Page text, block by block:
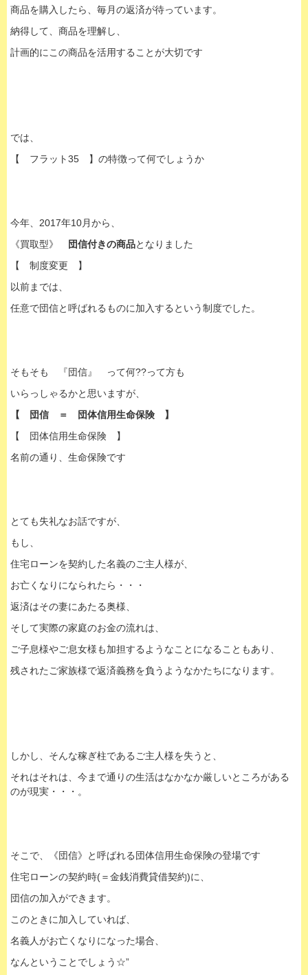
商品を購入したら、毎月の返済が待っています。
納得して、商品を理解し、
計画的にこの商品を活用することが大切です
では、
【 フラット35 】の特徴って何でしょうか
今年、2017年10月から、
《買取型》
団信付きの商品となりました
【 制度変更 】
以前までは、
任意で団信と呼ばれるものに加入するという制度でした。
そもそも 『団信』 って何??って方も
いらっしゃるかと思いますが、
【 団信 ＝ 団体信用生命保険 】
【 団体信用生命保険 】
名前の通り、生命保険です
とても失礼なお話ですが、
もし、
住宅ローンを契約した名義のご主人様が、
お亡くなりになられたら・・・
返済はその妻にあたる奥様、
そして実際の家庭のお金の流れは、
ご子息様やご息女様も加担するようなことになることもあり、
残されたご家族様で返済義務を負うようなかたちになります。
しかし、そんな稼ぎ柱であるご主人様を失うと、
それはそれは、今まで通りの生活はなかなか厳しいところがある
のが現実・・・。
そこで、《団信》と呼ばれる団体信用生命保険の登場です
住宅ローンの契約時(＝金銭消費貸借契約)に、
団信の加入ができます。
このときに加入していれば、
名義人がお亡くなりになった場合、
なんということでしょう☆”